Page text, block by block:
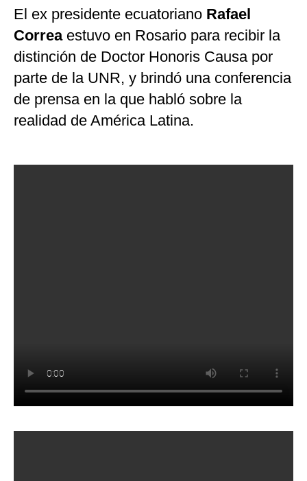
El ex presidente ecuatoriano Rafael
Correaestuvo en Rosario para recibir la
distinción de Doctor Honoris Causa por
parte de la UNR, y brindó una conferencia
de prensa en la que habló sobre la
realidad de América Latina.